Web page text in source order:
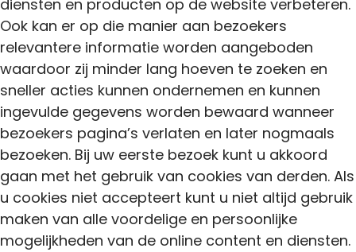
diensten en producten op de website verbeteren.
Ook kan er op die manier aan bezoekers
relevantere informatie worden aangeboden
waardoor zij minder lang hoeven te zoeken en
sneller acties kunnen ondernemen en kunnen
ingevulde gegevens worden bewaard wanneer
bezoekers pagina’s verlaten en later nogmaals
bezoeken. Bij uw eerste bezoek kunt u akkoord
gaan met het gebruik van cookies van derden. Als
u cookies niet accepteert kunt u niet altijd gebruik
maken van alle voordelige en persoonlijke
mogelijkheden van de online content en diensten.